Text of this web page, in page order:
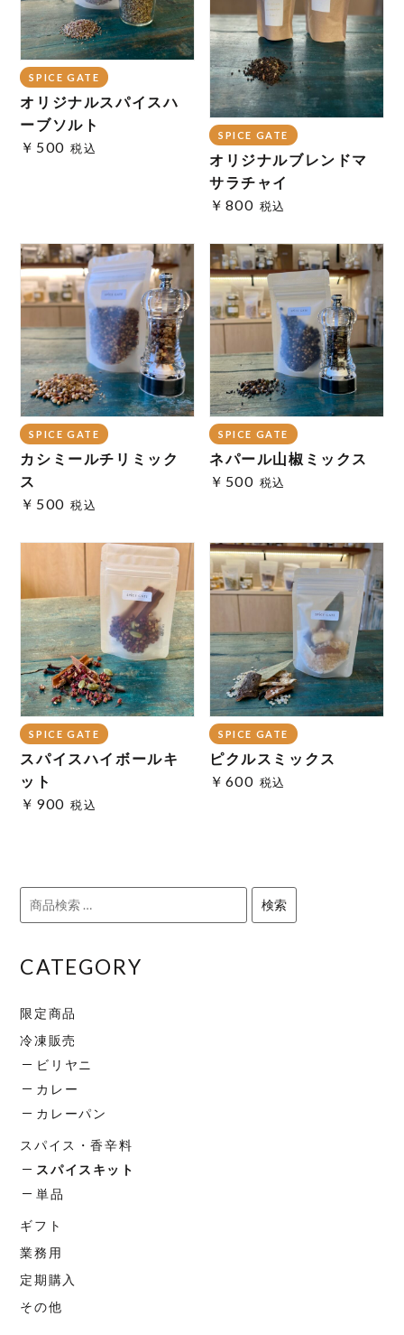
検
索
象:
検索
CATEGORY
限定商品
冷凍販売
ビリヤニ
カレー
カレーパン
スパイス・香辛料
スパイスキット
単品
ギフト
業務用
定期購入
その他
SPICE GATE
オリジナルスパイスハ
ーブソルト
￥500 税込
SPICE GATE
オリジナルブレンドマ
サラチャイ
￥800 税込
SPICE GATE
カシミールチリミック
ス
￥500 税込
SPICE GATE
ネパール山椒ミックス
￥500 税込
SPICE GATE
スパイスハイボールキ
ット
￥900 税込
SPICE GATE
ピクルスミックス
￥600 税込